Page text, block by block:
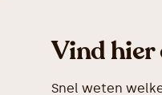
Vind hier
Snel weten